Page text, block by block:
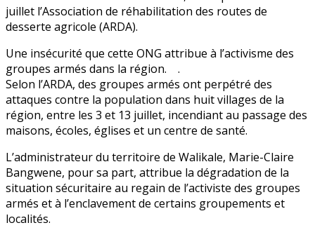
juillet l’Association de réhabilitation des routes de
desserte agricole (ARDA).
Une insécurité que cette ONG attribue à l’activisme des
groupes armés dans la région. .
Selon l’ARDA, des groupes armés ont perpétré des
attaques contre la population dans huit villages de la
région, entre les 3 et 13 juillet, incendiant au passage des
maisons, écoles, églises et un centre de santé.
L’administrateur du territoire de Walikale, Marie-Claire
Bangwene, pour sa part, attribue la dégradation de la
situation sécuritaire au regain de l’activiste des groupes
armés et à l’enclavement de certains groupements et
localités.